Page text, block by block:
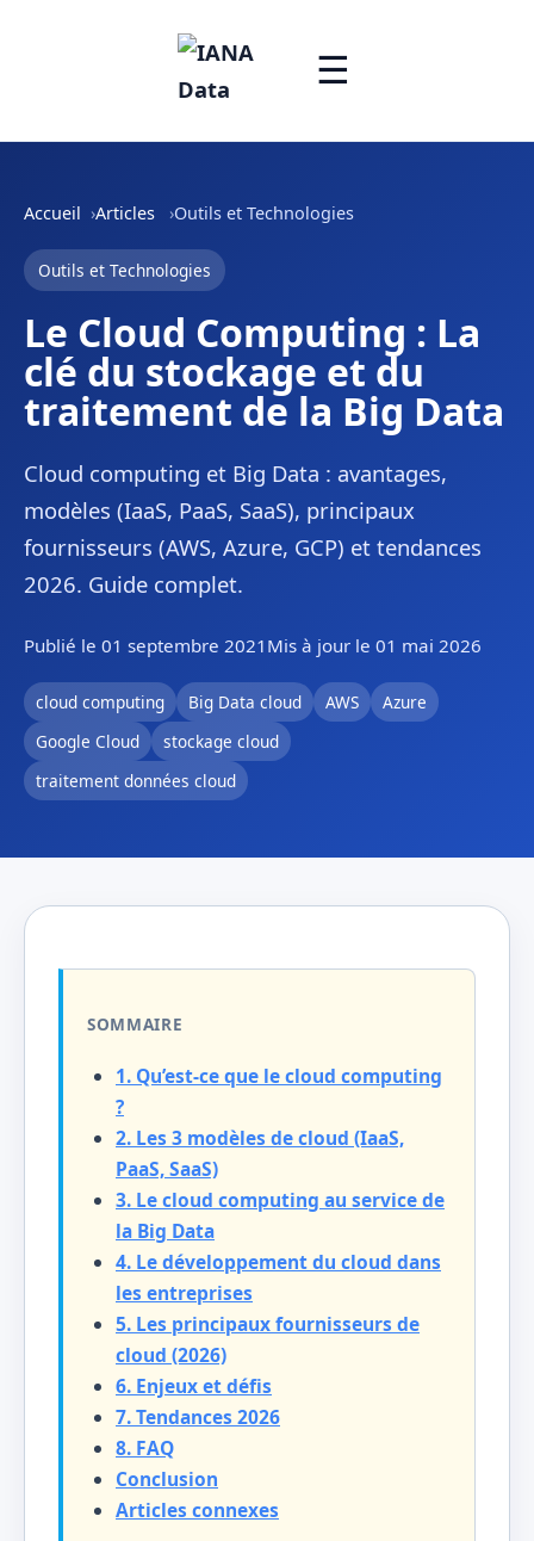
☰
Accueil Articles Outils et Technologies
Outils et Technologies
Le Cloud Computing : La
clé du stockage et du
traitement de la Big Data
Cloud computing et Big Data : avantages,
modèles (IaaS, PaaS, SaaS), principaux
fournisseurs (AWS, Azure, GCP) et tendances
2026. Guide complet.
Publié le 01 septembre 2021 Mis à jour le 01 mai 2026
cloud computing Big Data cloud AWS
Azure
Google Cloud
stockage cloud
traitement données cloud
SOMMAIRE
1. Qu’est-ce que le cloud computing
?
2. Les 3 modèles de cloud (IaaS,
PaaS, SaaS)
3. Le cloud computing au service de
la Big Data
4. Le développement du cloud dans
les entreprises
5. Les principaux fournisseurs de
cloud (2026)
6. Enjeux et défis
7. Tendances 2026
8. FAQ
Conclusion
Articles connexes